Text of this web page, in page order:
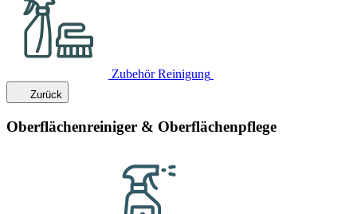
Zubehör Reinigung
Zurück
Oberflächenreiniger & Oberflächenpflege